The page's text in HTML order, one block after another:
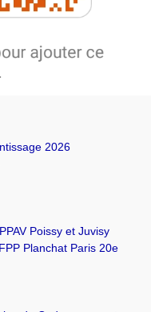
2026
Poissy et Juvisy
Planchat Paris 20e